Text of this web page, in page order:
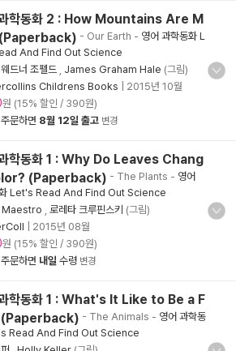
학동화 2 : How Mountains Are M
- Our Earth - 영어 과학동화 L
And Find Out Science
드너 조펠드
James Graham Hale (그림)
Childrens Books
2015년 10월
원 (15% 할인 / 390원)
문하면 8월 12일 출고 변경
학동화 1 : Why Do Leaves Chang
(Paperback) - The Plants - 영어
Let's Read And Find Out Science
로레타 크루핀스키 (그림)
2015년 08월
원 (15% 할인 / 390원)
문하면 내일 수령 변경
학동화 1 : What's It Like to Be a F
- The Animals - 영어 과학동
Read And Find Out Science